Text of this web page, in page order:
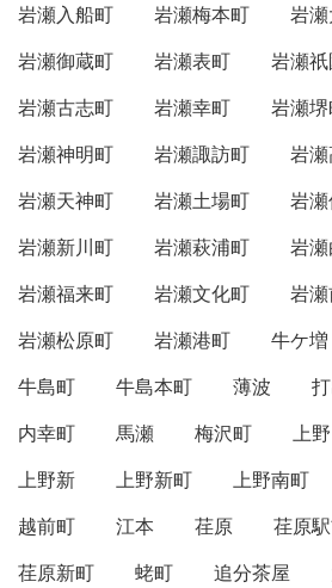
岩瀬入船町
岩瀬梅本町
岩
岩瀬御蔵町
岩瀬表町
岩瀬
岩瀬古志町
岩瀬幸町 岩瀬
岩瀬神明町
岩瀬諏訪町
岩
岩瀬天神町
岩瀬土場町
岩
岩瀬新川町
岩瀬萩浦町
岩
岩瀬福来町
岩瀬文化町
岩
岩瀬松原町
岩瀬港町 牛ケ増
牛島町
牛島本町 薄波
内幸町
馬瀬 梅沢町 上野
上野新
上野新町 上野南町
越前町
江本 荏原
荏原
荏原新町
蛯町 追分茶屋